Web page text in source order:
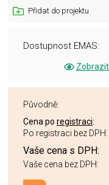
Přidat do projektu
Dostupnost EMAS:
Původně:
Cena po registraci:
Po registraci bez DPH:
Vaše cena s DPH:
Vaše cena bez DPH: